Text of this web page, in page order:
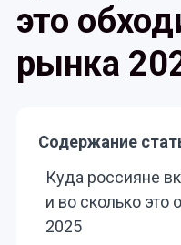
это
рынка
Содержание
Куда россияне
и во сколько это
2025